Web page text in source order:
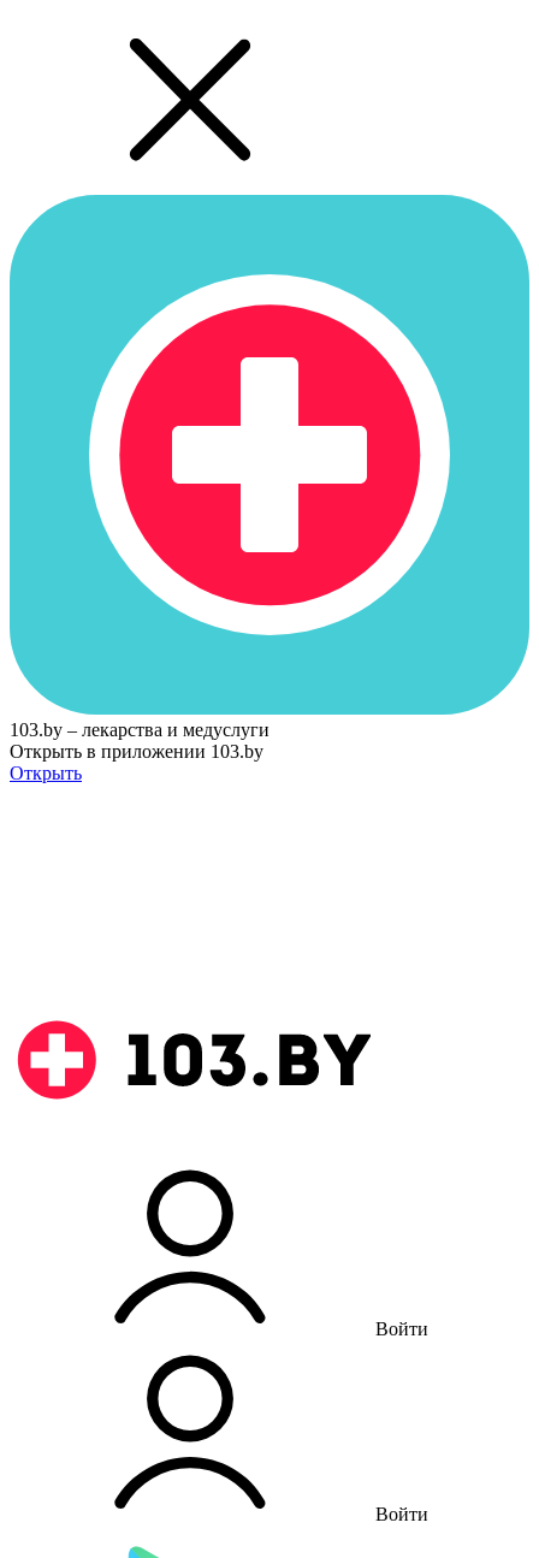
103.by – лекарства и медуслуги
Открыть в приложении 103.by
Открыть
Войти
Войти